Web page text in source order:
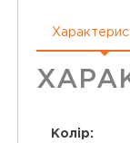
Колір: